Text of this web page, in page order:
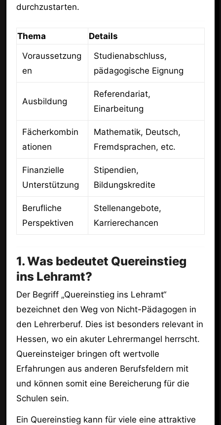
durchzustarten.
Thema
Details
Voraussetzung
en
Studienabschluss,
pädagogische Eignung
Ausbildung
Referendariat,
Einarbeitung
Fächerkombin
ationen
Mathematik, Deutsch,
Fremdsprachen, etc.
Finanzielle
Unterstützung
Stipendien,
Bildungskredite
Berufliche
Perspektiven
Stellenangebote,
Karrierechancen
1. Was bedeutet Quereinstieg
ins Lehramt?
Der Begriff „Quereinstieg ins Lehramt“
bezeichnet den Weg von Nicht-Pädagogen in
den Lehrerberuf. Dies ist besonders relevant in
Hessen, wo ein akuter Lehrermangel herrscht.
Quereinsteiger bringen oft wertvolle
Erfahrungen aus anderen Berufsfeldern mit
und können somit eine Bereicherung für die
Schulen sein.
Ein Quereinstieg kann für viele eine attraktive